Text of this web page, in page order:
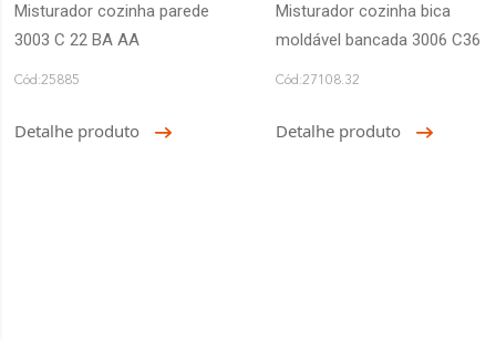
Misturador cozinha parede
3003 C 22 BA AA
Cód:25885
Detalhe produto
Misturador cozinha bica
moldável bancada 3006 C36
Cód:27108.32
Detalhe produto